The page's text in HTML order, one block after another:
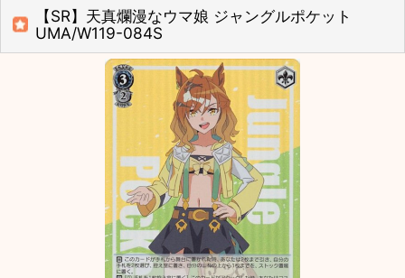
【SR】天真爛漫なウマ娘 ジャングルポケット
UMA/W119-084S